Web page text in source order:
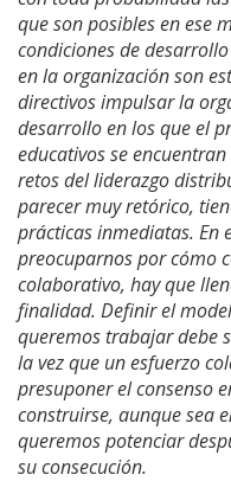
que son posibles en ese
condiciones de
en la organización son
directivos impulsar la
desarrollo en los que el
educativos se
retos del liderazgo
parecer muy retórico,
prácticas inmediatas. En
preocuparnos por cómo
colaborativo, hay que
finalidad. Definir el
queremos trabajar debe
la vez que un esfuerzo
presuponer el consenso
construirse, aunque sea
queremos potenciar
su consecución.